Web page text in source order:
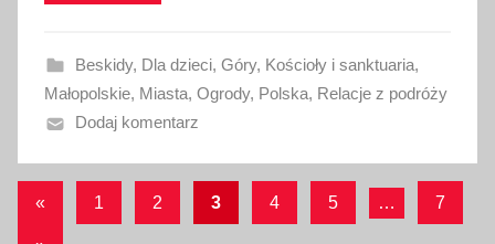
w
n
o
3
s
Beskidy, Dla dzieci, Góry, Kościoły i sanktuaria,
Małopolskie, Miasta, Ogrody, Polska, Relacje z podróży
Dodaj komentarz
Stronicowanie
« Poprzednie
1 2 3 4 5 … 7